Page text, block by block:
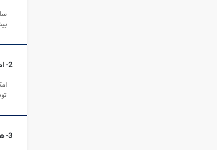
2- امکانات سامانه رتبه بندی خودرو چه می باشد؟
3- هدف راه اندازی سامانه رتبه بندی خودرو چیست؟